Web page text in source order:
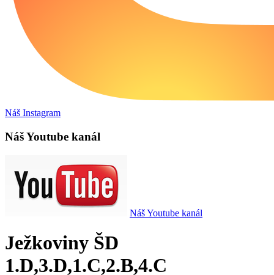
Náš Instagram
Náš Youtube kanál
Náš Youtube kanál
Ježkoviny ŠD
1.D,3.D,1.C,2.B,4.C